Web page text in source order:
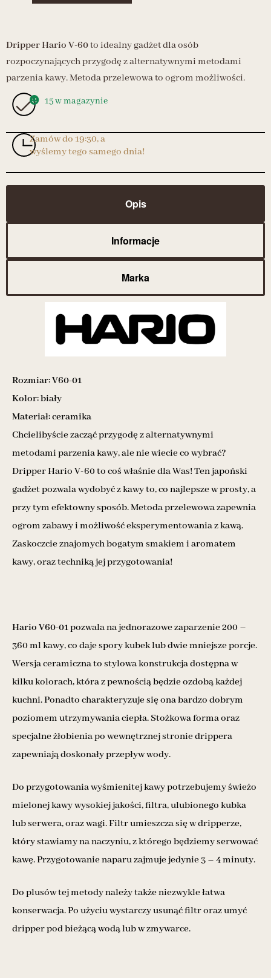
Dripper Hario V-60to idealny gadżet dla osób
rozpoczynających przygodę z alternatywnymi metodami
parzenia kawy. Metoda przelewowa to ogrom możliwości.
15 w magazynie
Zamów do 19:30, a
wyślemy tego samego dnia!
Opis
Informacje
Marka
Rozmiar: V60-01
Kolor: biały
Materiał: ceramika
Chcielibyście zacząć przygodę z alternatywnymi
metodami parzenia kawy, ale nie wiecie co wybrać?
Dripper Hario V-60 to coś właśnie dla Was! Ten japoński
gadżet pozwala wydobyć z kawy to, co najlepsze w prosty, a
przy tym efektowny sposób. Metoda przelewowa zapewnia
ogrom zabawy i możliwość eksperymentowania z kawą.
Zaskoczcie znajomych bogatym smakiem i aromatem
kawy, oraz techniką jej przygotowania!
Hario V60-01pozwala na jednorazowe zaparzenie 200 –
360 ml kawy, co daje spory kubek lub dwie mniejsze porcje.
Wersja ceramiczna to stylowa konstrukcja dostępna w
kilku kolorach, która z pewnością będzie ozdobą każdej
kuchni. Ponadto charakteryzuje się ona bardzo dobrym
poziomem utrzymywania ciepła. Stożkowa forma oraz
specjalne żłobienia po wewnętrznej stronie drippera
zapewniają doskonały przepływ wody.
Do przygotowania wyśmienitej kawy potrzebujemy świeżo
mielonej kawy wysokiej jakości, filtra, ulubionego kubka
lub serwera, oraz wagi. Filtr umieszcza się w dripperze,
który stawiamy na naczyniu, z którego będziemy serwować
kawę. Przygotowanie naparu zajmuje jedynie 3 – 4 minuty.
Do plusów tej metody należy także niezwykle łatwa
konserwacja. Po użyciu wystarczy usunąć filtr oraz umyć
dripper pod bieżącą wodą lub w zmywarce.